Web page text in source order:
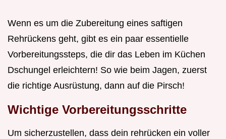
Wenn es um die Zubereitung eines saftigen
Rehrückens geht, gibt es ein paar essentielle
Vorbereitungssteps, die dir das Leben im Küchen
Dschungel erleichtern! So wie beim Jagen, zuerst
die richtige Ausrüstung, dann auf die Pirsch!
Wichtige Vorbereitungsschritte
Um sicherzustellen, dass dein rehrücken ein voller